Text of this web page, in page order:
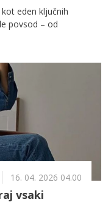
eden ključnih
povsod – od
16. 04. 2026 04.00
vsaki